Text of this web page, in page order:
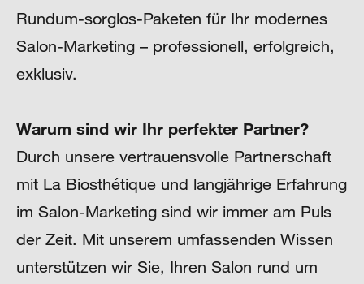
Rundum-sorglos-Paketen für Ihr modernes
Salon-Marketing – professionell, erfolgreich,
exklusiv.
Warum sind wir Ihr perfekter Partner?
Durch unsere vertrauensvolle Partnerschaft
mit La Biosthétique und langjährige Erfahrung
im Salon-Marketing sind wir immer am Puls
der Zeit. Mit unserem umfassenden Wissen
unterstützen wir Sie, Ihren Salon rund um